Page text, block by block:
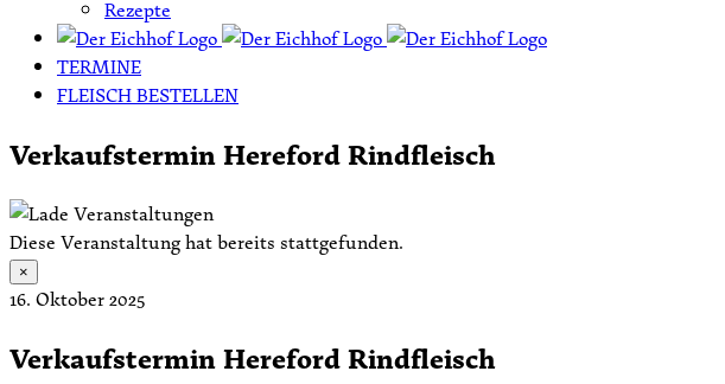
Rezepte
TERMINE
FLEISCH BESTELLEN
Verkaufstermin Hereford Rindfleisch
Diese Veranstaltung hat bereits stattgefunden.
×
16. Oktober 2025
Verkaufstermin Hereford Rindfleisch